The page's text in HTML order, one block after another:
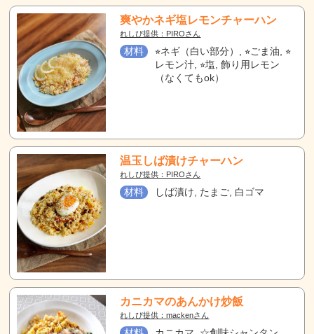
爽やかネギ塩レモンチャーハン
れしぴ提供：PIROさん
材料
⭐︎ネギ（白い部分）, ⭐︎ごま油, ⭐︎
レモン汁, ⭐︎塩, 飾り用レモン
（なくてもok）
温玉しば漬けチャーハン
れしぴ提供：PIROさん
材料 しば漬け, たまご, 白ゴマ
カニカマのあんかけ炒飯
れしぴ提供：mackenさん